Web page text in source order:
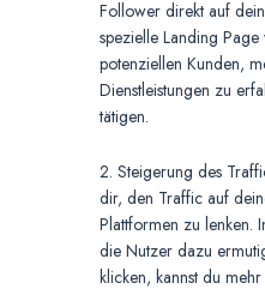
Follower direkt auf
spezielle Landing
potenziellen Kunden,
Dienstleistungen zu
tätigen.
2. Steigerung des
dir, den Traffic auf
Plattformen zu lenken.
die Nutzer dazu
klicken, kannst du